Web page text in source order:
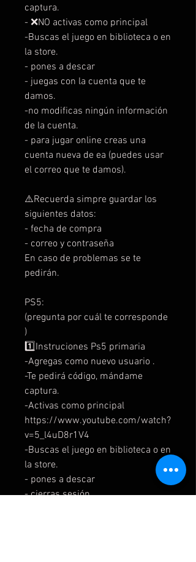
captura.
- ❌NO activas como principal
-Buscas el juego en biblioteca o en
la store.
- pones a descar
- juegas con la cuenta que te
damos.
-no modificas ningún información
de la cuenta.
- para jugar online creas una
cuenta nueva de ea (puedes usar
el correo que te damos).
⚠️Recuerda simpre guardar los
siguientes datos:
- fecha de compra
- correo y contraseña
En caso de problemas se te
pedirán.
PS5:
(pregunta por cuál te corresponde
)
1️⃣Instruciones Ps5 primaria
-Agregas como nuevo usuario .
-Te pedirá código, mándame
captura.
-Activas como principal
https://www.youtube.com/watch?
v=5_l4uD8r1V4
-Buscas el juego en biblioteca o en
la store.
- pones a descar
- cierras sesión